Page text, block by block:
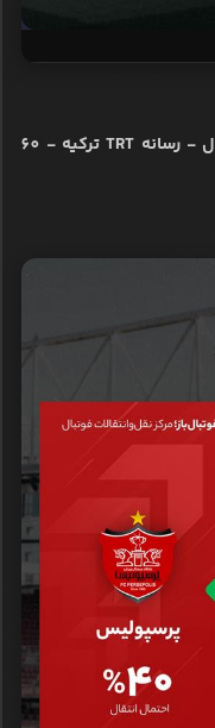
مامه تیام از ایوب اسپور ترکیه به استقلال - رسانه TRT ترکیه - 60